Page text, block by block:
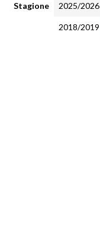
Stagione 2025/2026
2018/2019